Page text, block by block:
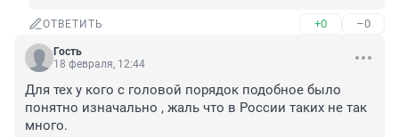
ОТВЕТИТЬ +0 –0
Гость
18 февраля, 12:44
Для тех у кого с головой порядок подобное было
понятно изначально , жаль что в России таких не так
много.